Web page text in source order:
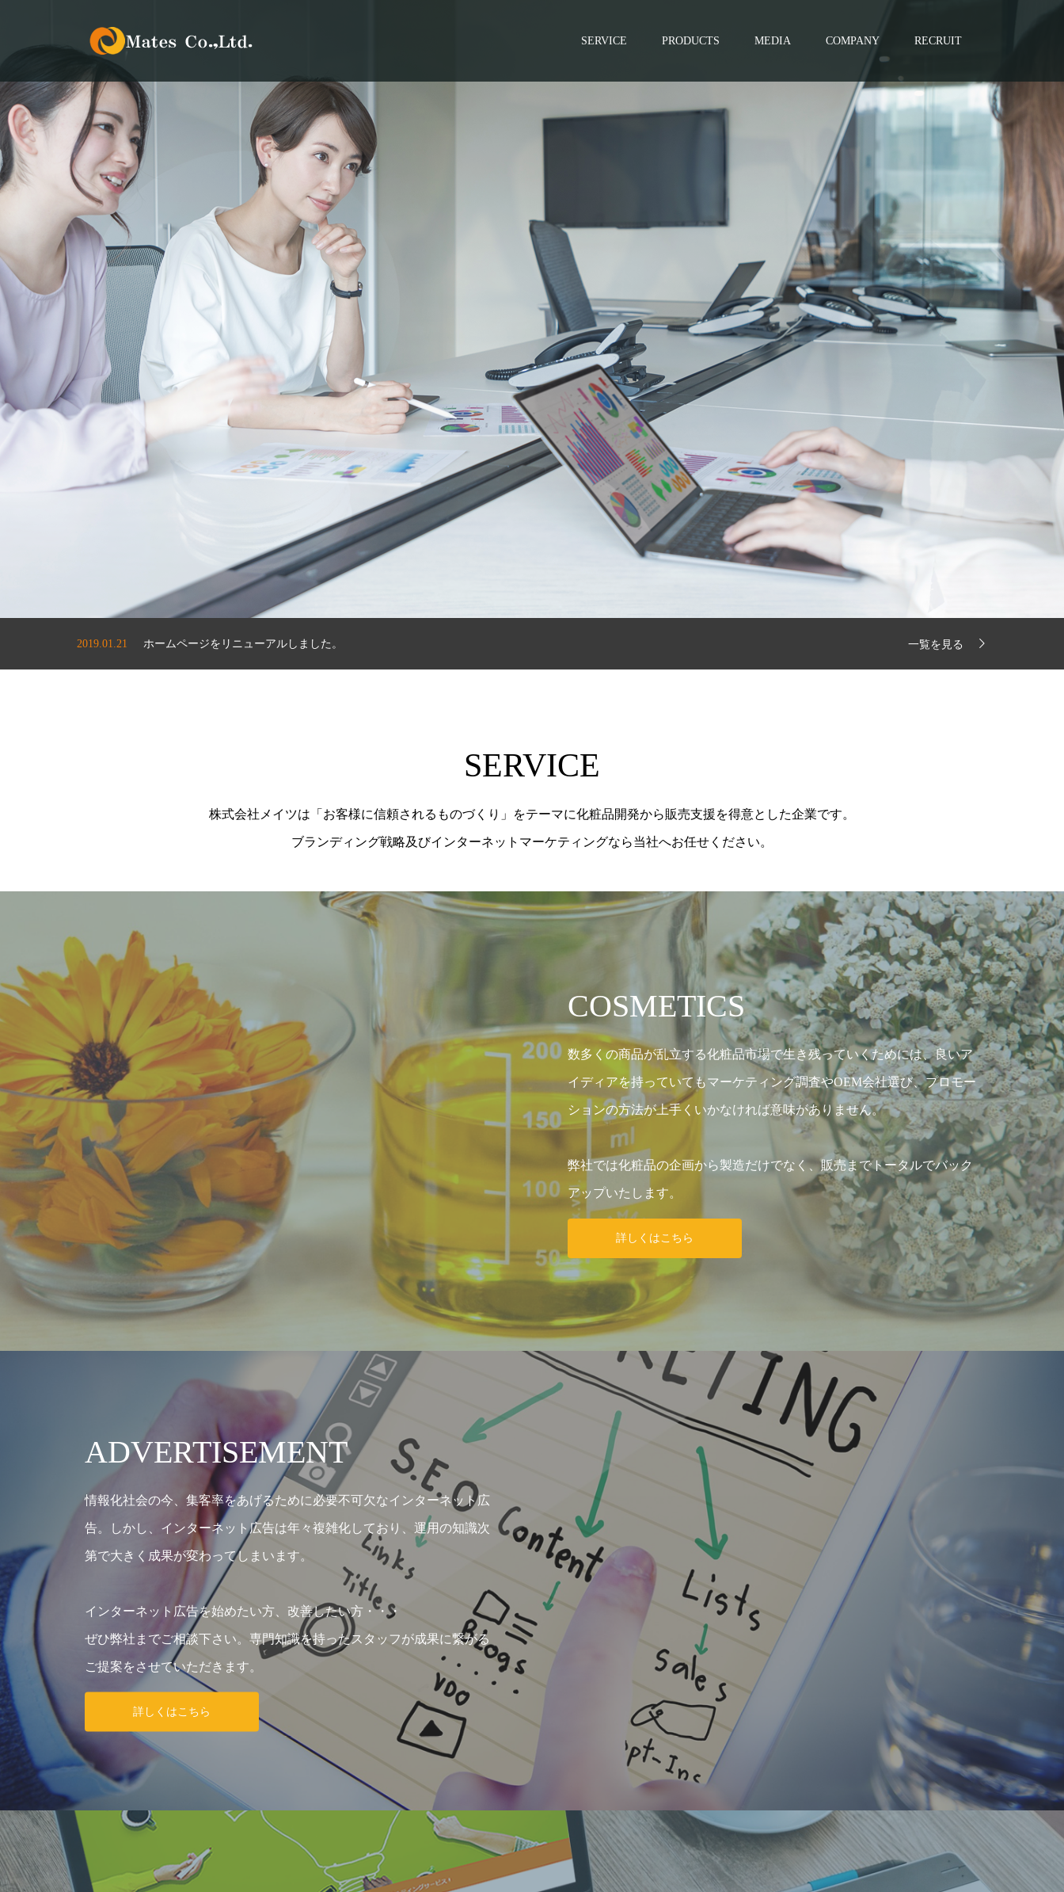
SERVICE PRODUCTS MEDIA COMPANY RECRUIT
一覧を見る
2019.04.22 ゴールデンウィーク期間中の営業について
SERVICE
株式会社メイツは「お客様に信頼されるものづくり」をテーマに化粧品開発から販売支援を得意とした企業です。
ブランディング戦略及びインターネットマーケティングなら当社へお任せください。
COSMETICS
数多くの商品が乱立する化粧品市場で生き残っていくためには、良いア
イディアを持っていてもマーケティング調査やOEM会社選び、プロモー
ションの方法が上手くいかなければ意味がありません。
弊社では化粧品の企画から製造だけでなく、販売までトータルでバック
アップいたします。
詳しくはこちら
ADVERTISEMENT
情報化社会の今、集客率をあげるために必要不可欠なインターネット広
告。しかし、インターネット広告は年々複雑化しており、運用の知識次
第で大きく成果が変わってしまいます。
インターネット広告を始めたい方、改善したい方・・・
ぜひ弊社までご相談下さい。専門知識を持ったスタッフが成果に繋がる
ご提案をさせていただきます。
詳しくはこちら